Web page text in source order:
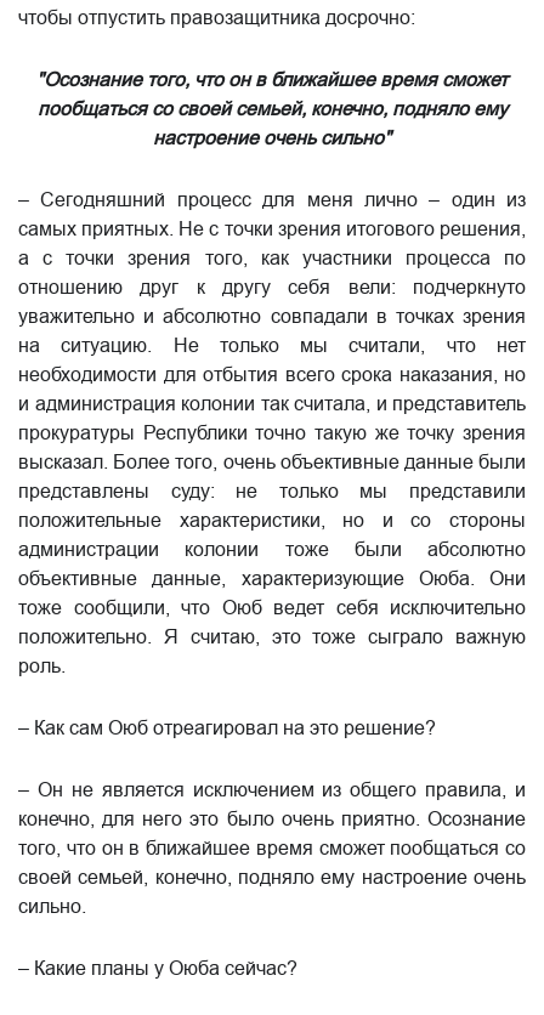
чтобы отпустить правозащитника досрочно:
"Осознание того, что он в ближайшее время сможет
пообщаться со своей семьей, конечно, подняло ему
настроение очень сильно"
– Сегодняшний процесс для меня лично – один из
самых приятных. Не с точки зрения итогового решения,
а с точки зрения того, как участники процесса по
отношению друг к другу себя вели: подчеркнуто
уважительно и абсолютно совпадали в точках зрения
на ситуацию. Не только мы считали, что нет
необходимости для отбытия всего срока наказания, но
и администрация колонии так считала, и представитель
прокуратуры Республики точно такую же точку зрения
высказал. Более того, очень объективные данные были
представлены суду: не только мы представили
положительные характеристики, но и со стороны
администрации колонии тоже были абсолютно
объективные данные, характеризующие Оюба. Они
тоже сообщили, что Оюб ведет себя исключительно
положительно. Я считаю, это тоже сыграло важную
роль.
– Как сам Оюб отреагировал на это решение?
– Он не является исключением из общего правила, и
конечно, для него это было очень приятно. Осознание
того, что он в ближайшее время сможет пообщаться со
своей семьей, конечно, подняло ему настроение очень
сильно.
– Какие планы у Оюба сейчас?